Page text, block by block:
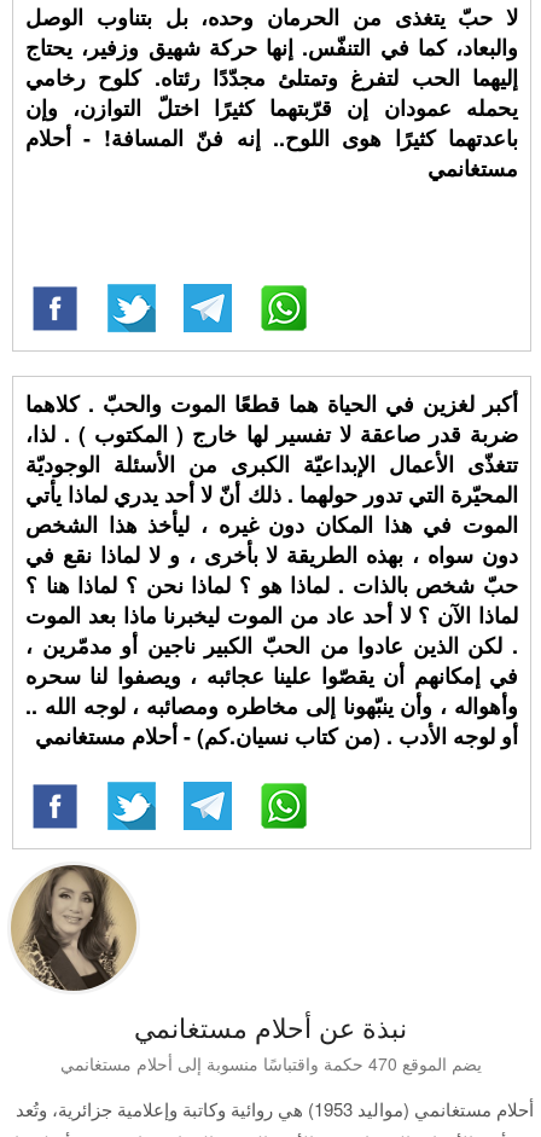
لا حبّ يتغذى من الحرمان وحده، بل بتناوب الوصل
والبعاد، كما في التنفّس. إنها حركة شهيق وزفير، يحتاج
إليهما الحب لتفرغ وتمتلئ مجدّدًا رئتاه. كلوح رخامي
يحمله عمودان إن قرّبتهما كثيرًا اختلّ التوازن، وإن
باعدتهما كثيرًا هوى اللوح.. إنه فنّ المسافة! - أحلام
مستغانمي
أكبر لغزين في الحياة هما قطعًا الموت والحبّ . كلاهما
ضربة قدر صاعقة لا تفسير لها خارج ( المكتوب ) . لذا،
تتغذّى الأعمال الإبداعيّة الكبرى من الأسئلة الوجوديّة
المحيّرة التي تدور حولهما . ذلك أنّ لا أحد يدري لماذا يأتي
الموت في هذا المكان دون غيره ، ليأخذ هذا الشخص
دون سواه ، بهذه الطريقة لا بأخرى ، و لا لماذا نقع في
حبّ شخص بالذات . لماذا هو ؟ لماذا نحن ؟ لماذا هنا ؟
لماذا الآن ؟ لا أحد عاد من الموت ليخبرنا ماذا بعد الموت
. لكن الذين عادوا من الحبّ الكبير ناجين أو مدمّرين ،
في إمكانهم أن يقصّوا علينا عجائبه ، ويصفوا لنا سحره
وأهواله ، وأن ينبّهونا إلى مخاطره ومصائبه ، لوجه الله ..
أو لوجه الأدب . (من كتاب نسيان.كم) - أحلام مستغانمي
نبذة عن أحلام مستغانمي
يضم الموقع 470 حكمة واقتباسًا منسوبة إلى أحلام مستغانمي
أحلام مستغانمي (مواليد 1953) هي روائية وكاتبة وإعلامية جزائرية، وتُعد